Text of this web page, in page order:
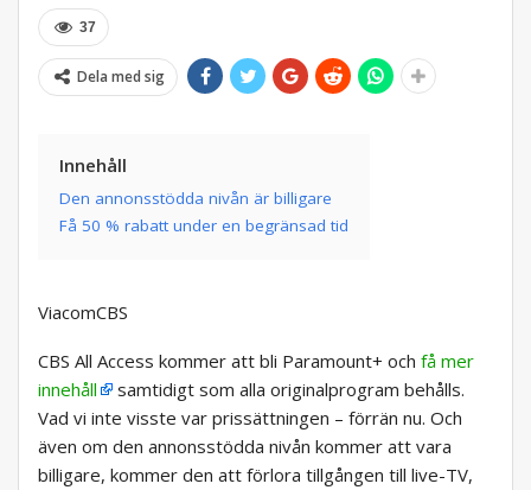
37
Dela med sig
Innehåll
Den annonsstödda nivån är billigare
Få 50 % rabatt under en begränsad tid
ViacomCBS
CBS All Access kommer att bli Paramount+ och få mer
innehåll
samtidigt som alla originalprogram behålls.
Vad vi inte visste var prissättningen – förrän nu. Och
även om den annonsstödda nivån kommer att vara
billigare, kommer den att förlora tillgången till live-TV,